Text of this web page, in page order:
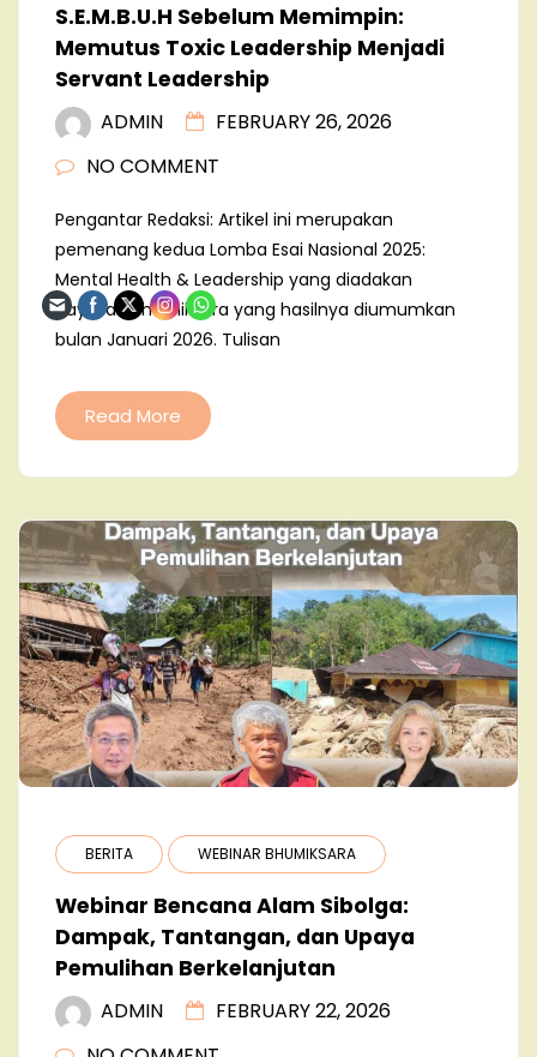
S.E.M.B.U.H Sebelum Memimpin:
Memutus Toxic Leadership Menjadi
Servant Leadership
ADMIN
FEBRUARY 26, 2026
NO COMMENT
Pengantar Redaksi: Artikel ini merupakan
pemenang kedua Lomba Esai Nasional 2025:
Mental Health & Leadership yang diadakan
Yayasan Bhumiksara yang hasilnya diumumkan
bulan Januari 2026. Tulisan
Read More
BERITA WEBINAR BHUMIKSARA
Webinar Bencana Alam Sibolga:
Dampak, Tantangan, dan Upaya
Pemulihan Berkelanjutan
ADMIN
FEBRUARY 22, 2026